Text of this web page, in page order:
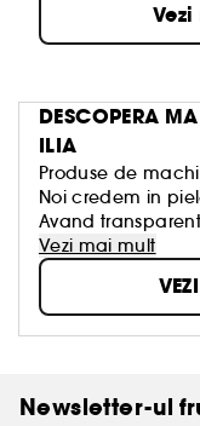
DESCOPERA
ILIA
Produse de
Noi credem in
Avand
vehicul,
pentru a crea
protejeaza si
Vezi mai mult
Newsletter-ul